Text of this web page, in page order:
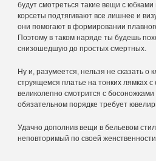
будут смотреться такие вещи с юбками
корсеты подтягивают все лишнее и
они помогают в формировании
Поэтому в таком наряде ты будешь
снизошедшую до простых смертных.
Ну и, разумеется, нельзя не сказать о
струящемся платье на тонких лямках
великолепно смотрится с
обязательном порядке требует
Удачно дополнив вещи в бельевом
неповторимый по своей